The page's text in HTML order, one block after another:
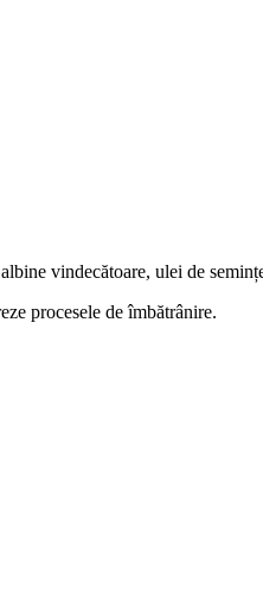
vindecătoare, ulei de
procesele de îmbătrânire.